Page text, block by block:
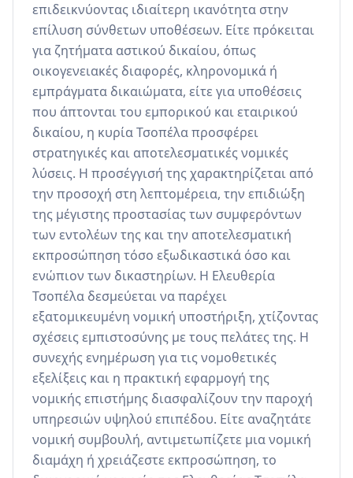
επιδεικνύοντας ιδιαίτερη ικανότητα στην
επίλυση σύνθετων υποθέσεων. Είτε πρόκειται
για ζητήματα αστικού δικαίου, όπως
οικογενειακές διαφορές, κληρονομικά ή
εμπράγματα δικαιώματα, είτε για υποθέσεις
που άπτονται του εμπορικού και εταιρικού
δικαίου, η κυρία Τσοπέλα προσφέρει
στρατηγικές και αποτελεσματικές νομικές
λύσεις. Η προσέγγισή της χαρακτηρίζεται από
την προσοχή στη λεπτομέρεια, την επιδιώξη
της μέγιστης προστασίας των συμφερόντων
των εντολέων της και την αποτελεσματική
εκπροσώπηση τόσο εξωδικαστικά όσο και
ενώπιον των δικαστηρίων. Η Ελευθερία
Τσοπέλα δεσμεύεται να παρέχει
εξατομικευμένη νομική υποστήριξη, χτίζοντας
σχέσεις εμπιστοσύνης με τους πελάτες της. Η
συνεχής ενημέρωση για τις νομοθετικές
εξελίξεις και η πρακτική εφαρμογή της
νομικής επιστήμης διασφαλίζουν την παροχή
υπηρεσιών υψηλού επιπέδου. Είτε αναζητάτε
νομική συμβουλή, αντιμετωπίζετε μια νομική
διαμάχη ή χρειάζεστε εκπροσώπηση, το